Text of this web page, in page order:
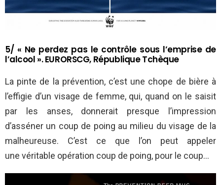
5/ « Ne perdez pas le contrôle sous l’emprise de
l’alcool ». EURORSCG, République Tchèque
La pinte de la prévention, c’est une chope de bière à
l’effigie d’un visage de femme, qui, quand on le saisit
par les anses, donnerait presque l’impression
d’asséner un coup de poing au milieu du visage de la
malheureuse. C’est ce que l’on peut appeler
une véritable opération coup de poing, pour le coup…